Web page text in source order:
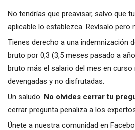
No tendrías que preavisar, salvo que
aplicable lo establezca. Revísalo pero
Tienes derecho a una indemnización
bruto por 0,3 (3,5 meses pasado a
bruto más el salario del mes en curso
devengadas y no disfrutadas.
Un saludo. No olvides cerrar tu
cerrar pregunta penaliza a los
Únete a nuestra comunidad en